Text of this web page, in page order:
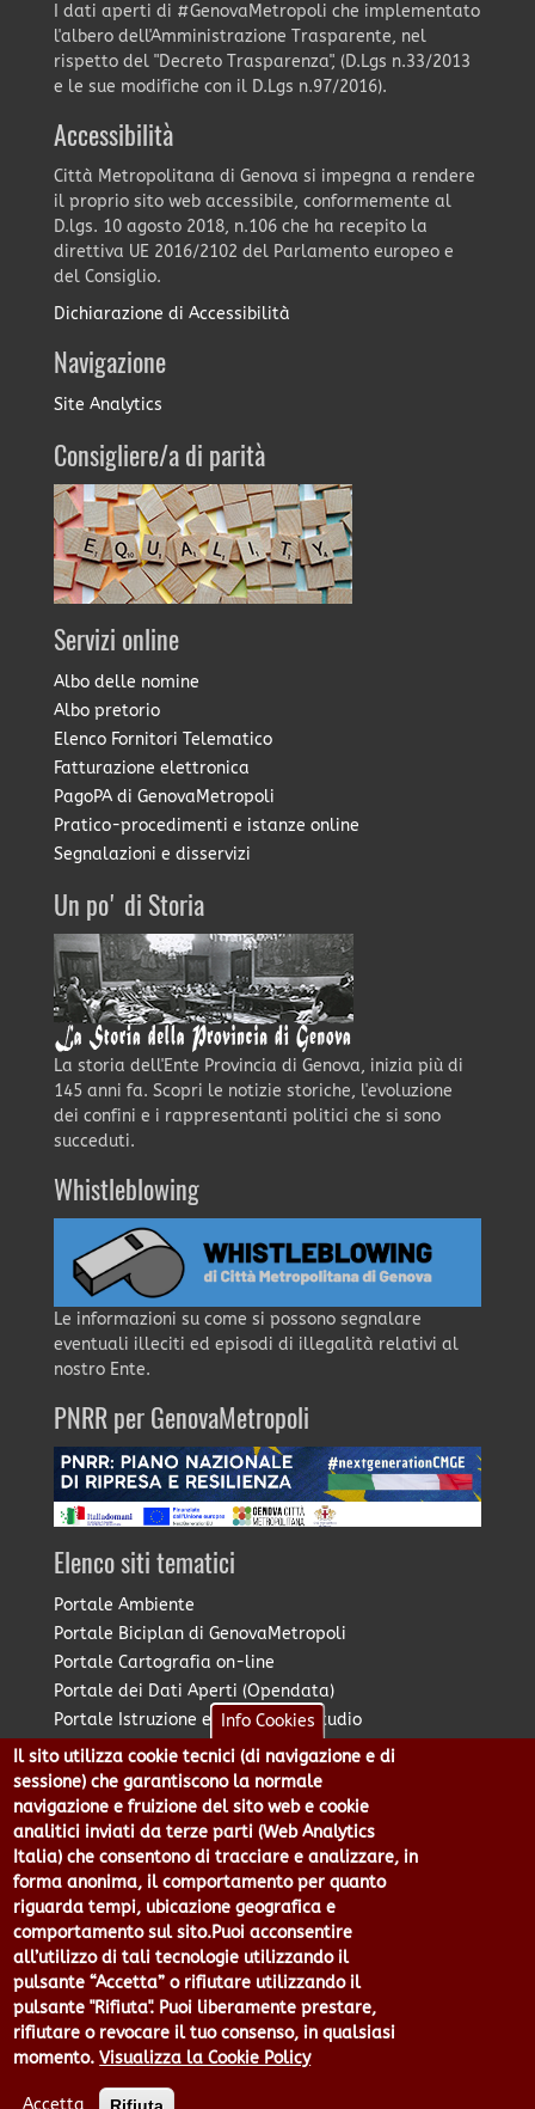
I dati aperti di #GenovaMetropoli che implementato
l'albero dell'Amministrazione Trasparente, nel
rispetto del "Decreto Trasparenza", (D.Lgs n.33/2013
e le sue modifiche con il D.Lgs n.97/2016).
Accessibilità
Città Metropolitana di Genova si impegna a rendere
il proprio sito web accessibile, conformemente al
D.lgs. 10 agosto 2018, n.106 che ha recepito la
direttiva UE 2016/2102 del Parlamento europeo e
del Consiglio.
Dichiarazione di Accessibilità
Navigazione
Site Analytics
Consigliere/a di parità
Servizi online
Albo delle nomine
Albo pretorio
Elenco Fornitori Telematico
Fatturazione elettronica
PagoPA di GenovaMetropoli
Pratico-procedimenti e istanze online
Segnalazioni e disservizi
Un po' di Storia
La storia dell'Ente Provincia di Genova, inizia più di
145 anni fa. Scopri le notizie storiche, l'evoluzione
dei confini e i rappresentanti politici che si sono
succeduti.
Whistleblowing
Le informazioni su come si possono segnalare
eventuali illeciti ed episodi di illegalità relativi al
nostro Ente.
PNRR per GenovaMetropoli
Elenco siti tematici
Portale Ambiente
Portale Biciplan di GenovaMetropoli
Portale Cartografia on-line
Portale dei Dati Aperti (Opendata)
Portale Istruzione e Diritto allo Studio
Portale Marketing Territoriale
Portale Piano Strategico Metropolitano
Portale PUMS di GenovaMetropoli
Portale Stazione Unica Appaltante
Pratico: procedimenti e istanze online
Città Metropolitana di Genova - Piazzale Mazzini 2 -16122 -
Genova | CF:80007350103 - P.Iva: 00949170104 | Codice IPA: cmge
Centralino 010 54991 Fax 010 5499244 URP 010 5499456
Num.Verde 800 509420 | P.E.C.:
pec@cert.cittametropolitana.genova.it
Privacy|Tecnologie e Accessibilità|Note Legali
sito Web
Info Cookies
Il sito utilizza cookie tecnici (di navigazione e di
sessione) che garantiscono la normale
navigazione e fruizione del sito web e cookie
analitici inviati da terze parti (Web Analytics
Italia) che consentono di tracciare e analizzare, in
forma anonima, il comportamento per quanto
riguarda tempi, ubicazione geografica e
comportamento sul sito.Puoi acconsentire
all’utilizzo di tali tecnologie utilizzando il
pulsante “Accetta” o rifiutare utilizzando il
pulsante "Rifiuta". Puoi liberamente prestare,
rifiutare o revocare il tuo consenso, in qualsiasi
momento. Visualizza la Cookie Policy
Accetta